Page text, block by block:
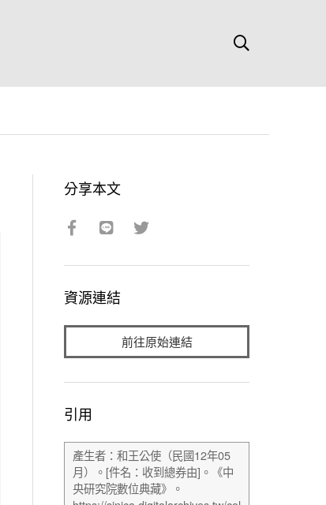
分享本文
資源連結
前往原始連結
引用